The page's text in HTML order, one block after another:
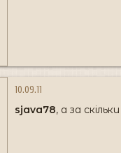
10.09.11
sjava78, а за